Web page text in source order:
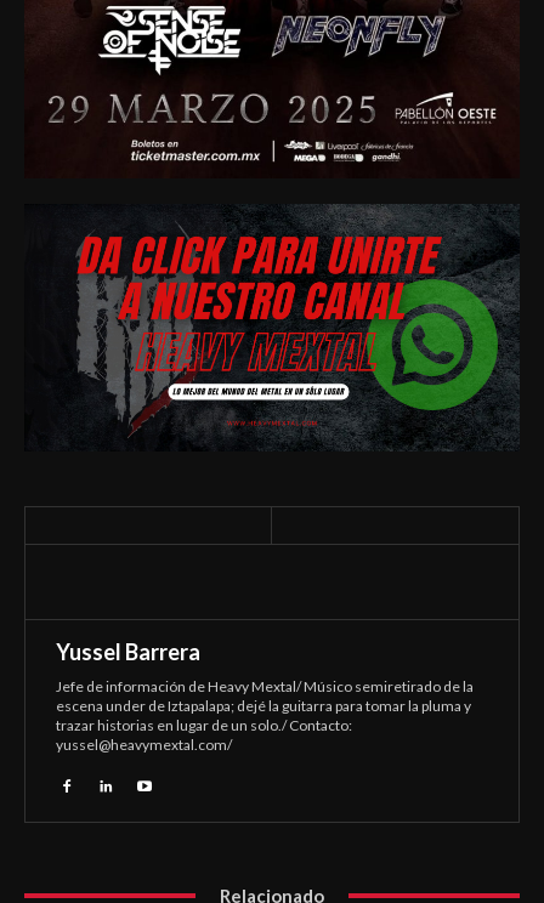
Yussel Barrera
Jefe de información de Heavy Mextal/ Músico semiretirado de la
escena under de Iztapalapa; dejé la guitarra para tomar la pluma y
trazar historias en lugar de un solo./ Contacto:
yussel@heavymextal.com/
Relacionado